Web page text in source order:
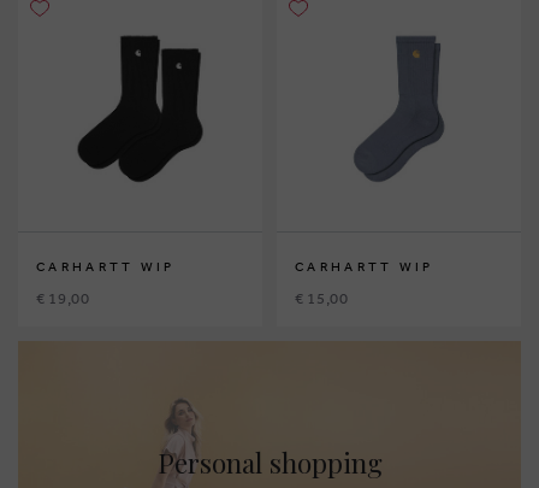
CARHARTT WIP
€ 19,00
CARHARTT WIP
€ 15,00
Personal shopping